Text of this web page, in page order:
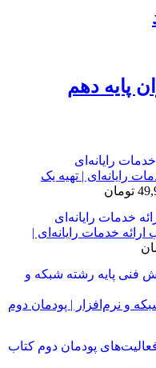
پایه دهم
رایانه‌ای | تهیه یک
تومان
خدمات رایانه‌ای |
و نرم‌افزار | پودمان دوم